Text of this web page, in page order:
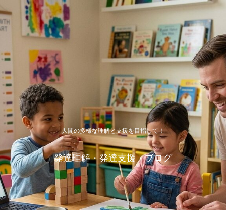
人間の多様な理解と支援を目指して！
発達理解・発達支援・ブログ